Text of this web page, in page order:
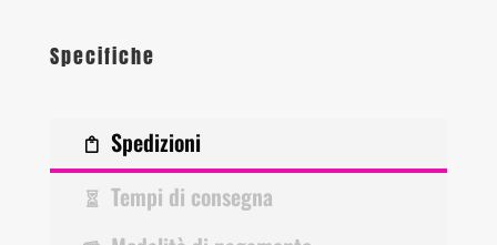
Specifiche
Spedizioni
Tempi di consegna